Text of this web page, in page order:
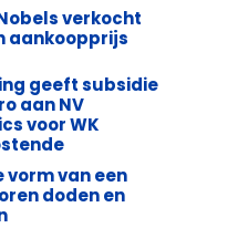
verkocht
aankoopprijs
geeft subsidie
aan NV
voor WK
vorm van een
doden en